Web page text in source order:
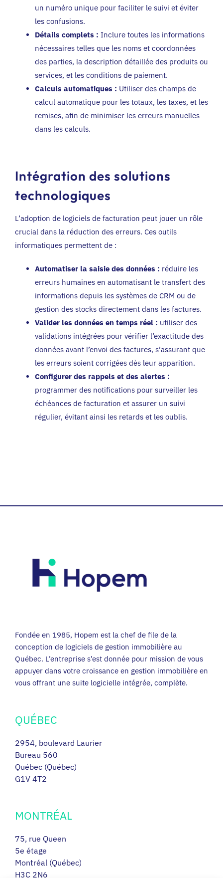
un numéro unique pour faciliter le suivi et éviter
les confusions.
Détails complets : Inclure toutes les informations
nécessaires telles que les noms et coordonnées
des parties, la description détaillée des produits ou
services, et les conditions de paiement.
Calculs automatiques : Utiliser des champs de
calcul automatique pour les totaux, les taxes, et les
remises, afin de minimiser les erreurs manuelles
dans les calculs.
Intégration des solutions
technologiques
L’adoption de logiciels de facturation peut jouer un rôle
crucial dans la réduction des erreurs. Ces outils
informatiques permettent de :
Automatiser la saisie des données : réduire les
erreurs humaines en automatisant le transfert des
informations depuis les systèmes de CRM ou de
gestion des stocks directement dans les factures.
Valider les données en temps réel : utiliser des
validations intégrées pour vérifier l’exactitude des
données avant l’envoi des factures, s’assurant que
les erreurs soient corrigées dès leur apparition.
Configurer des rappels et des alertes :
programmer des notifications pour surveiller les
échéances de facturation et assurer un suivi
régulier, évitant ainsi les retards et les oublis.
Fondée en 1985, Hopem est la chef de file de la
conception de logiciels de gestion immobilière au
Québec. L’entreprise s’est donnée pour mission de vous
appuyer dans votre croissance en gestion immobilière en
vous offrant une suite logicielle intégrée, complète.
QUÉBEC
2954, boulevard Laurier
Bureau 560
Québec (Québec)
G1V 4T2
MONTRÉAL
75, rue Queen
5e étage
Montréal (Québec)
H3C 2N6